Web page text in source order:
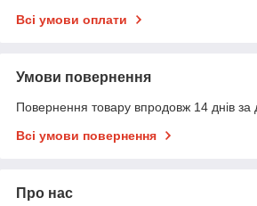
Всі умови оплати
Умови повернення
Повернення товару впродовж 14 днів за
Всі умови повернення
Про нас